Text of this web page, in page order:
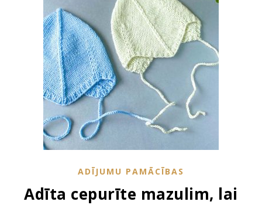
ADĪJUMU PAMĀCĪBAS
Adīta cepurīte mazulim, lai